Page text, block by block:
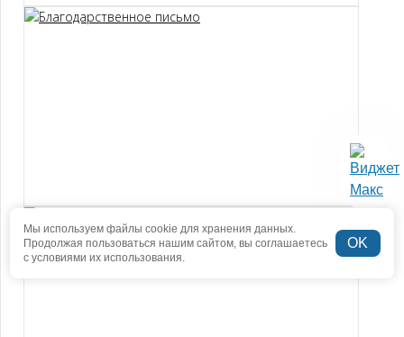
Мы используем файлы cookie для хранения данных.
Продолжая пользоваться нашим сайтом, вы соглашаетесь
с условиями их использования.
OK